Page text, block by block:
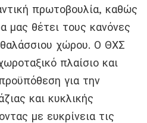
πρωτοβουλία, καθώς
μας θέτει τους κανόνες
χώρου. Ο ΘΧΣ
πλαίσιο και
για την
και κυκλικής
με ευκρίνεια τις